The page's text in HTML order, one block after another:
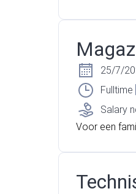
25/7/
Fulltime
Salary
Voor een
erken als